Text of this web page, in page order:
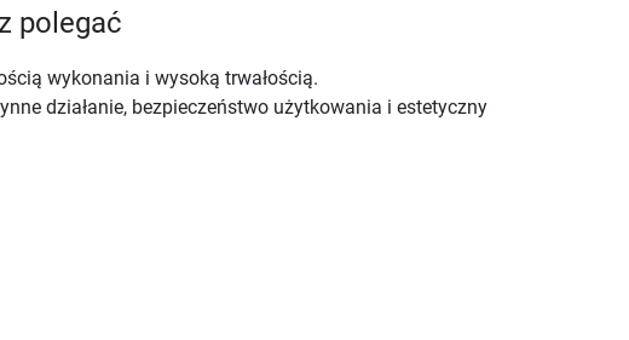
polegać
wykonania i wysoką trwałością.
działanie, bezpieczeństwo użytkowania i estetyczny